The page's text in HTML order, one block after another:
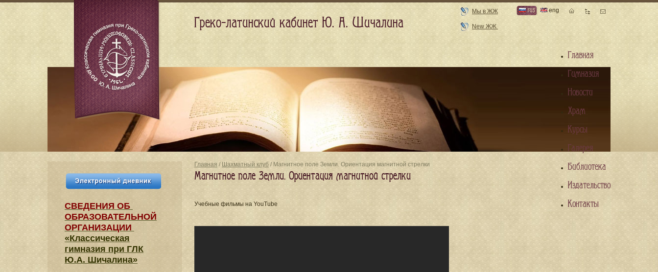
Главная / Шахматный клуб / Магнитное поле Земли. Ориентация магнитной стрелки
Магнитное поле Земли. Ориентация магнитной стрелки
Учебные фильмы на YouTube
СВЕДЕНИЯ​ ОБ
ОБРАЗОВАТЕЛЬНОЙ
ОРГАНИЗАЦИИ
«Классическая
гимназия при ГЛК
Ю.А. Шичалина»
Греко-латинский кабинет Ю. А. Шичалина
Мы в ЖЖ
New ЖЖ
rus eng
Главная
Гимназия
Новости
Храм
Курсы
Галерея
Библиотека
Издательство
Контакты